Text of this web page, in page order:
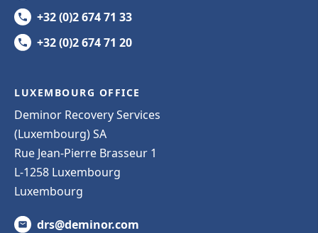
+32 (0)2 674 71 33
+32 (0)2 674 71 20
LUXEMBOURG OFFICE
Deminor Recovery Services
(Luxembourg) SA
Rue Jean-Pierre Brasseur 1
L-1258 Luxembourg
Luxembourg
drs@deminor.com